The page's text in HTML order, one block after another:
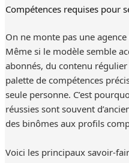
Compétences requises pour
On ne monte pas une
Même si le modèle semble
abonnés, du contenu
palette de compétences
seule personne. C’est
réussies sont souvent
des binômes aux profils
Voici les principaux savoir-